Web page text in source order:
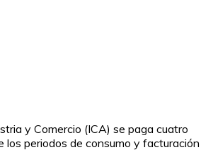
y Comercio (ICA) se paga cuatro
los periodos de consumo y facturación